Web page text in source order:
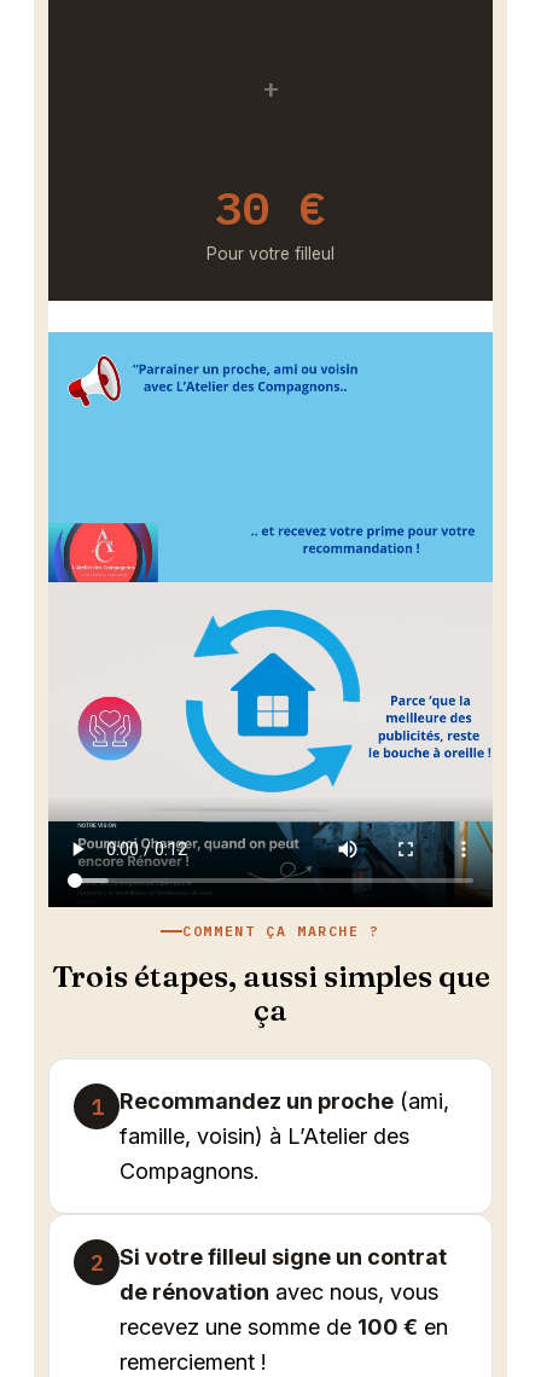
+
30 €
Pour votre filleul
COMMENT ÇA MARCHE ?
Trois étapes, aussi simples que
ça
1 Recommandez un proche (ami,
famille, voisin) à L’Atelier des
Compagnons.
2
Si votre filleul signe un contrat
de rénovation avec nous, vous
recevez une somme de 100 € en
remerciement !